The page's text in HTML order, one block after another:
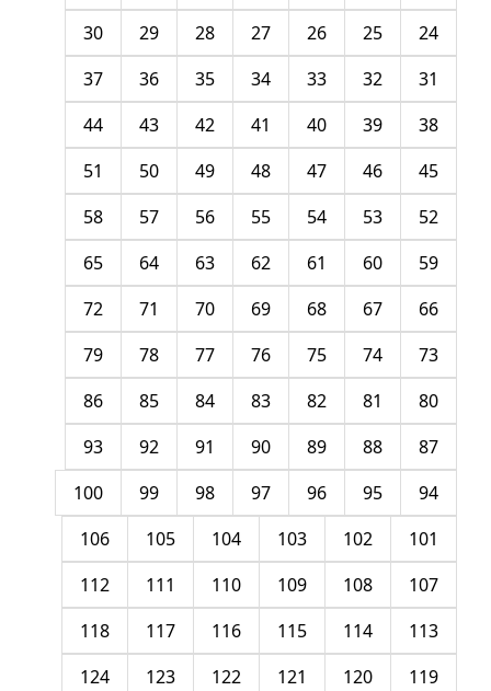
24
25
26
27
28
29
30
31
32
33
34
35
36
37
38
39
40
41
42
43
44
45
46
47
48
49
50
51
52
53
54
55
56
57
58
59
60
61
62
63
64
65
66
67
68
69
70
71
72
73
74
75
76
77
78
79
80
81
82
83
84
85
86
87
88
89
90
91
92
93
94
95
96
97
98
99
100
101
102
103
104
105
106
107
108
109
110
111
112
113
114
115
116
117
118
119
120
121
122
123
124